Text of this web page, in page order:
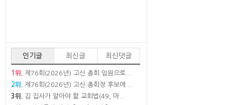
인기글 최신글 최신댓글
1위.
제76회(2026년) 고신 총회 임원으로...
2위.
제76회(2026년) 고신 총회장 후보에...
3위.
김 집사가 알아야 할 교회법(49, 마...